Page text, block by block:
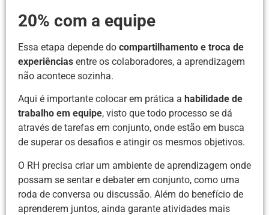
20% com a equipe
Essa etapa depende do compartilhamento e troca de
experiências entre os colaboradores, a aprendizagem
não acontece sozinha.
Aqui é importante colocar em prática a habilidade de
trabalho em equipe, visto que todo processo se dá
através de tarefas em conjunto, onde estão em busca
de superar os desafios e atingir os mesmos objetivos.
O RH precisa criar um ambiente de aprendizagem onde
possam se sentar e debater em conjunto, como uma
roda de conversa ou discussão. Além do benefício de
aprenderem juntos, ainda garante atividades mais